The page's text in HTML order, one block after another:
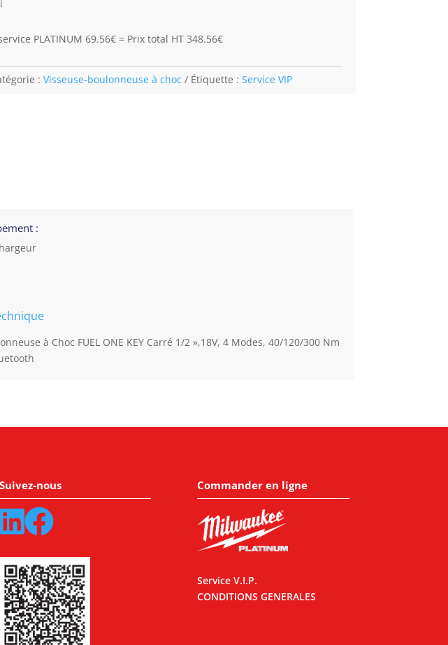
PLATINUM 69.56€ = Prix total HT 348.56€
: Visseuse-boulonneuse à choc Étiquette : Service VIP
:
à Choc FUEL ONE KEY Carré 1/2 »,18V, 4 Modes, 40/120/300 Nm
Suivez-nous Commander en ligne
Service V.I.P.
CONDITIONS GENERALES